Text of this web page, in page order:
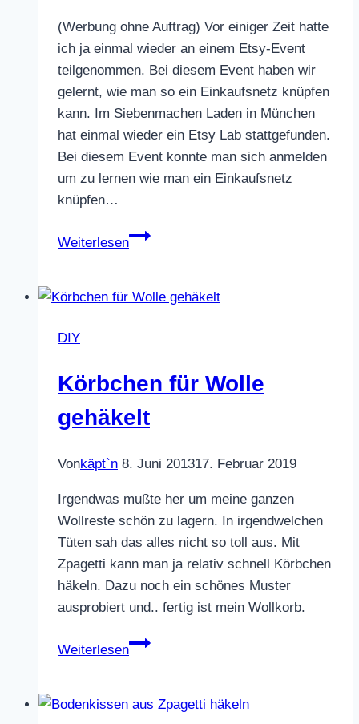
(Werbung ohne Auftrag) Vor einiger Zeit hatte
ich ja einmal wieder an einem Etsy-Event
teilgenommen. Bei diesem Event haben wir
gelernt, wie man so ein Einkaufsnetz knüpfen
kann. Im Siebenmachen Laden in München
hat einmal wieder ein Etsy Lab stattgefunden.
Bei diesem Event konnte man sich anmelden
um zu lernen wie man ein Einkaufsnetz
knüpfen…
Weiterlesen
Einkaufsnetz
DIY
Körbchen für Wolle
gehäkelt
Vonkäpt`n 8. Juni 201317. Februar 2019
Irgendwas mußte her um meine ganzen
Wollreste schön zu lagern. In irgendwelchen
Tüten sah das alles nicht so toll aus. Mit
Zpagetti kann man ja relativ schnell Körbchen
häkeln. Dazu noch ein schönes Muster
ausprobiert und.. fertig ist mein Wollkorb.
Weiterlesen
Körbchen
gehäkelt